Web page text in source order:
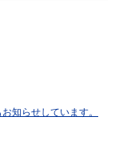
知らせしています。